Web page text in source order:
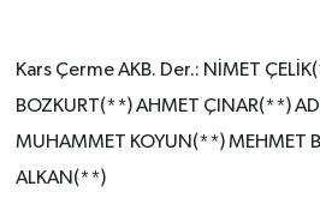
Kars Çerme AKB. Der.: NİMET
BOZKURT(**) AHMET ÇINAR(**)
MUHAMMET KOYUN(**) MEHMET
ALKAN(**)